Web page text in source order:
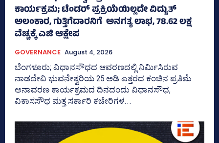
ಕಾರ್ಯಕ್ರಮ; ಟೆಂಡರ್ ಪ್ರಕ್ರಿಯೆಯಿಲ್ಲದೇ ವಿದ್ಯುತ್‌
ಅಲಂಕಾರ, ಗುತ್ತಿಗೆದಾರನಿಗೆ ಅನಗತ್ಯ ಲಾಭ, 78.62 ಲಕ್ಷ
ವೆಚ್ಚಕ್ಕೆ ಎಜಿ ಆಕ್ಷೇಪ
GOVERNANCE August 4, 2026
ಬೆಂಗಳೂರು; ವಿಧಾನಸೌಧದ ಆವರಣದಲ್ಲಿ ನಿರ್ಮಿಸಿರುವ
ನಾಡದೇವಿ ಭುವನೇಶ್ವರಿಯ 25 ಅಡಿ ಎತ್ತರದ ಕಂಚಿನ ಪ್ರತಿಮೆ
ಅನಾವರಣ ಕಾರ್ಯಕ್ರಮದ ದಿನದಂದು ವಿಧಾನಸೌಧ,
ವಿಕಾಸಸೌಧ ಮತ್ತ ಸರ್ಕಾರಿ ಕಚೇರಿಗಳ...